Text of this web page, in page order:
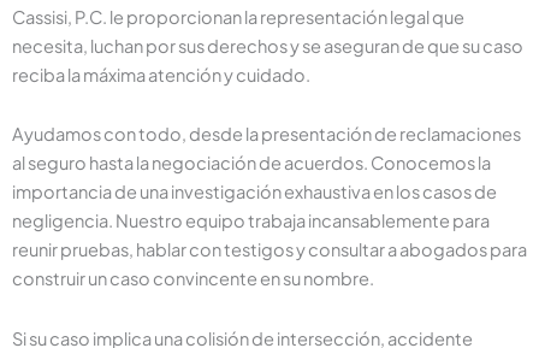
Cassisi, P.C. le proporcionan la representación legal que
necesita, luchan por sus derechos y se aseguran de que su caso
reciba la máxima atención y cuidado.
Ayudamos con todo, desde la presentación de reclamaciones
al seguro hasta la negociación de acuerdos. Conocemos la
importancia de una investigación exhaustiva en los casos de
negligencia. Nuestro equipo trabaja incansablemente para
reunir pruebas, hablar con testigos y consultar a abogados para
construir un caso convincente en su nombre.
Si su caso implica una colisión de intersección, accidente